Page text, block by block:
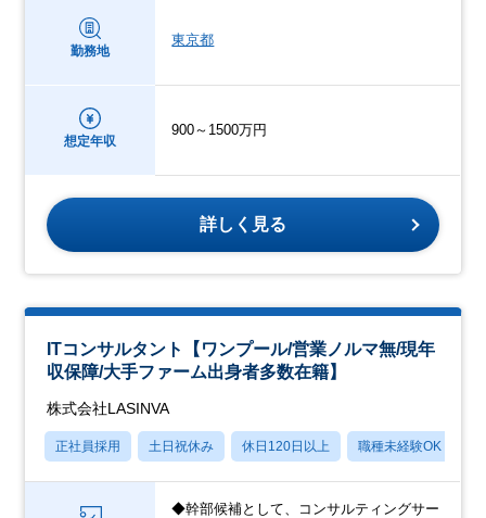
勤務地
東京都
想定年収
900～1500万円
詳しく見る
ITコンサルタント【ワンプール/営業ノルマ無/現年
収保障/大手ファーム出身者多数在籍】
株式会社LASINVA
正社員採用 土日祝休み 休日120日以上 職種未経験OK
◆幹部候補として、コンサルティングサー